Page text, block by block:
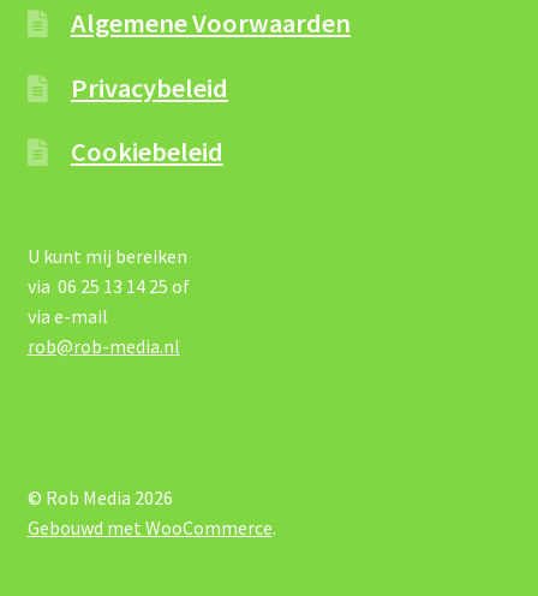
Algemene Voorwaarden
Privacybeleid
Cookiebeleid
U kunt mij bereiken
via 06 25 13 14 25 of
via e-mail
rob@rob-media.nl
© Rob Media 2026
Gebouwd met WooCommerce.